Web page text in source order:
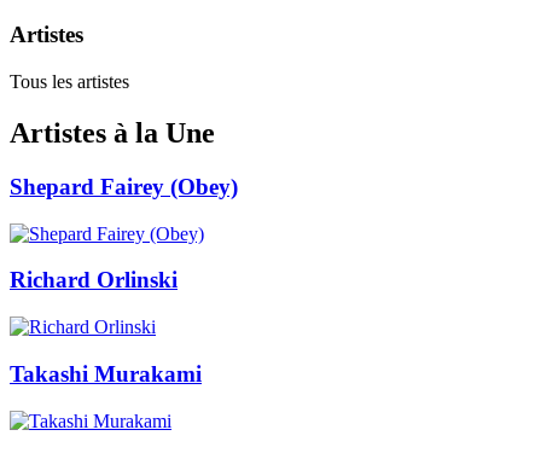
Artistes
Tous les artistes
Artistes à la Une
Shepard Fairey (Obey)
Richard Orlinski
Takashi Murakami